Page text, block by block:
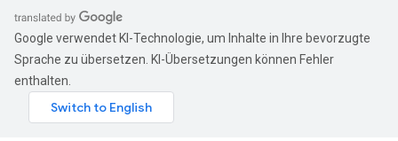
Google verwendet KI-Technologie, um Inhalte in Ihre bevorzugte
Sprache zu übersetzen. KI-Übersetzungen können Fehler
enthalten.